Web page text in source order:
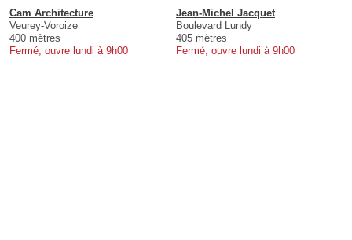
Cam Architecture
Veurey-Voroize
400 mètres
Fermé, ouvre lundi à 9h00
Jean-Michel Jacquet
Boulevard Lundy
405 mètres
Fermé, ouvre lundi à 9h00